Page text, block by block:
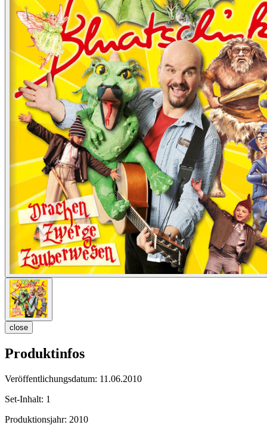
close
Produktinfos
Veröffentlichungsdatum: 11.06.2010
Set-Inhalt: 1
Produktionsjahr: 2010